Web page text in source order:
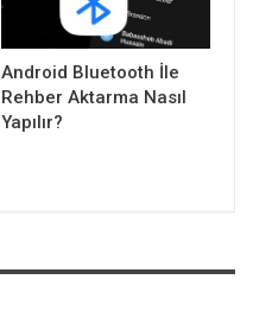
Android Bluetooth İle
Rehber Aktarma Nasıl
Yapılır?